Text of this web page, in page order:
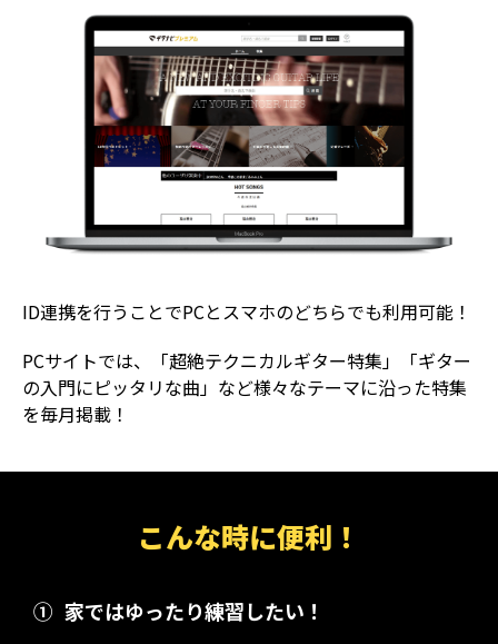
ID連携を行うことでPCとスマホのどちらでも利用可能！
PCサイトでは、「超絶テクニカルギター特集」「ギター
の入門にピッタリな曲」など様々なテーマに沿った特集
を毎月掲載！
こんな時に便利！
① 家ではゆったり練習したい！